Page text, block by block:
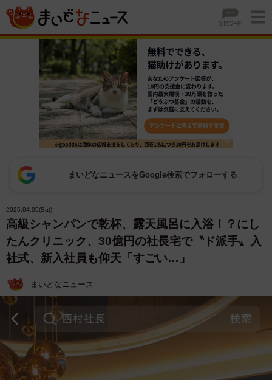
まいどなニュースをGoogle検索でフォローする
2025.04.05(Sat)
高級シャンパンで乾杯、露天風呂に入浴！？にし
たんクリニック、30億円の社長宅で〝ド派手〟入
社式、新入社員も仰天「すごい…」
まいどなニュース